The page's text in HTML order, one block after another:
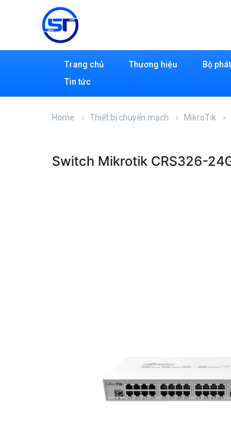
Trang chủ Thương hiệu Bộ
Tin tức
Home Thiết bị chuyển mạch MikroTik
Switch Mikrotik CRS326-